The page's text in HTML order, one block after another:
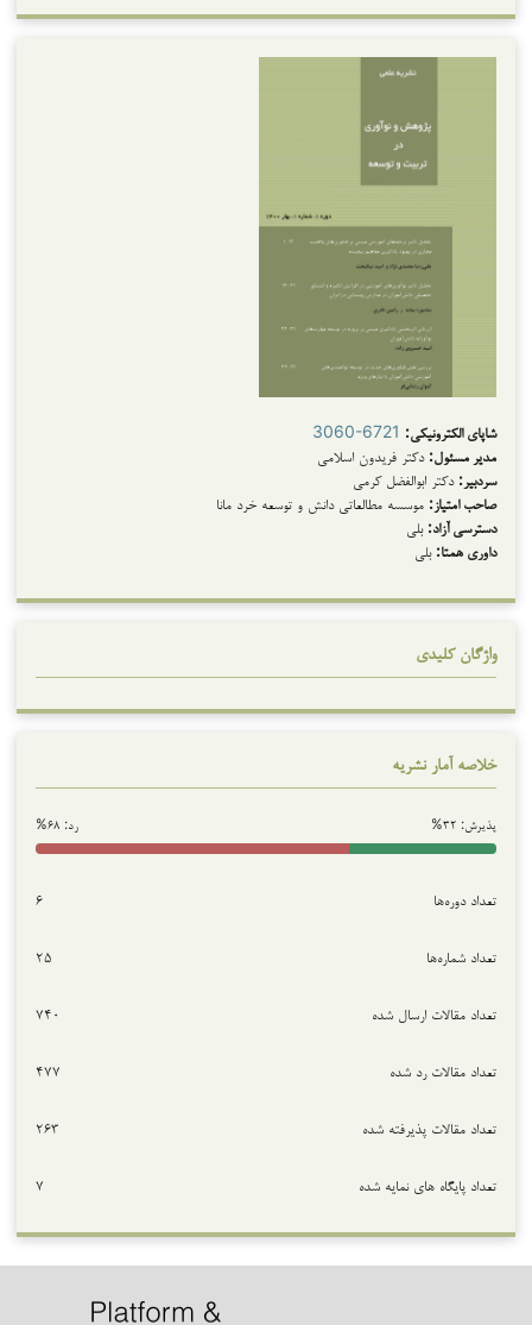
شاپای الکترونیکی: 3060-6721
مدیر مسئول: دکتر فریدون اسلامی
سردبیر: دکتر ابوالفضل کرمی
صاحب امتیاز: موسسه مطالعاتی دانش و توسعه خرد مانا
دسترسی آزاد: بلی
داوری همتا: بلی
واژگان کلیدی
خلاصه آمار نشریه
پذیرش: ۳۲% رد: ۶۸%
تعداد دوره‌ها ۶
تعداد شماره‌ها ۲۵
تعداد مقالات ارسال شده ۷۴۰
تعداد مقالات رد شده ۴۷۷
تعداد مقالات پذیرفته شده ۲۶۳
تعداد پایگاه های نمایه شده ۷